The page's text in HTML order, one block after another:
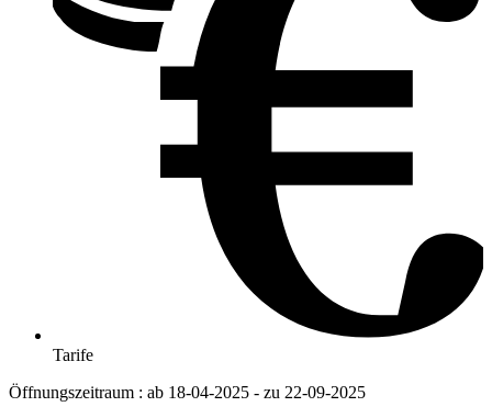
Tarife
Öffnungszeitraum : ab 18-04-2025 - zu 22-09-2025